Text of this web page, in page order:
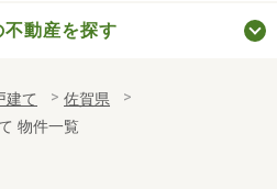
動産を探す
建て
佐賀県
物件一覧